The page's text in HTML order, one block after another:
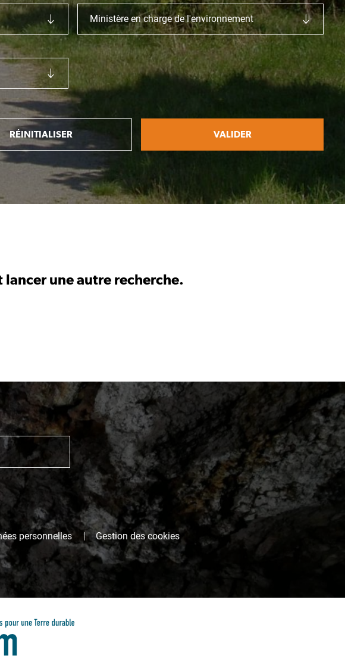
Ministère en charge de l'environnement
RÉINITIALISER VALIDER
une autre recherche.
personnelles Gestion des cookies